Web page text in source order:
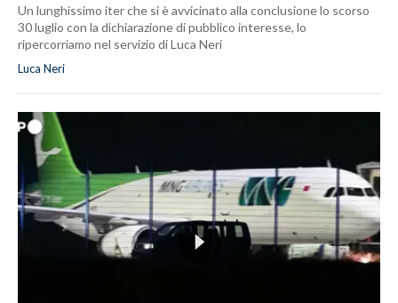
Un lunghissimo iter che si è avvicinato alla conclusione lo scorso
30 luglio con la dichiarazione di pubblico interesse, lo
ripercorriamo nel servizio di Luca Neri
Luca Neri